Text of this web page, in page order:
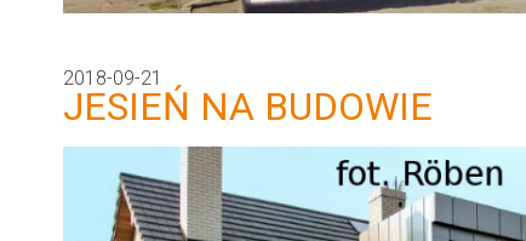
2018-09-21
JESIEŃ NA BUDOWIE